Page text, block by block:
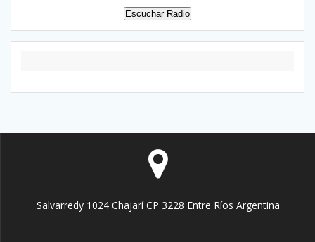
Escuchar Radio
Salvarredy 1024 Chajarí CP 3228 Entre Ríos Argentina